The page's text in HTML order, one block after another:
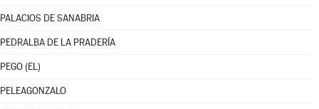
PALACIOS DE SANABRIA
PEDRALBA DE LA PRADERÍA
PEGO (EL)
PELEAGONZALO